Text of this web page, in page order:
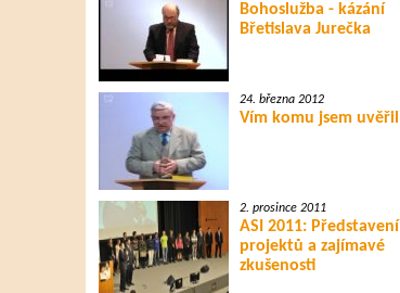
Bohoslužba - kázání
Břetislava Jurečka
24. března 2012
Vím komu jsem uvěřil
2. prosince 2011
ASI 2011: Představení
projektů a zajímavé
zkušenosti